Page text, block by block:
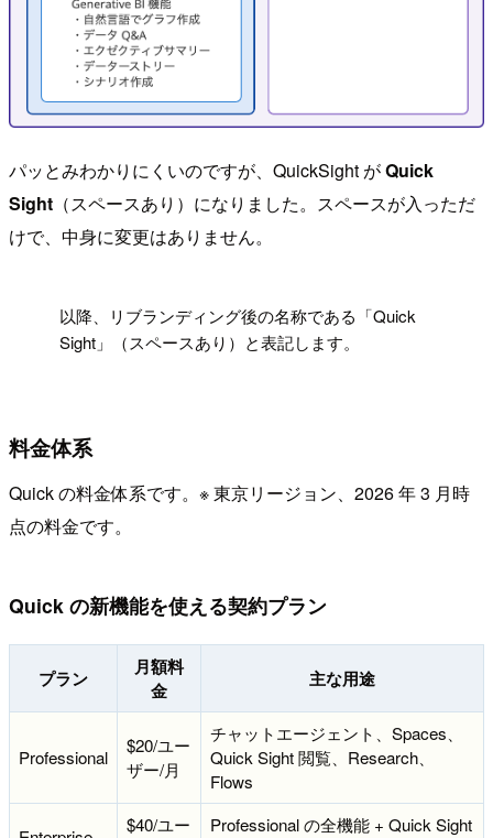
パッとみわかりにくいのですが、QuickSight がQuick
Sight （スペースあり）になりました。スペースが入っただ
けで、中身に変更はありません。
以降、リブランディング後の名称である「Quick
Sight」（スペースあり）と表記します。
料金体系
Quick の料金体系です。※ 東京リージョン、2026 年 3 月時
点の料金です。
Quick の新機能を使える契約プラン
プラン
月額料
金
主な用途
Professional
$20/ユー
ザー/月
チャットエージェント、Spaces、
Quick Sight 閲覧、Research、
Flows
$40/ユー
Professional の全機能 + Quick Sight